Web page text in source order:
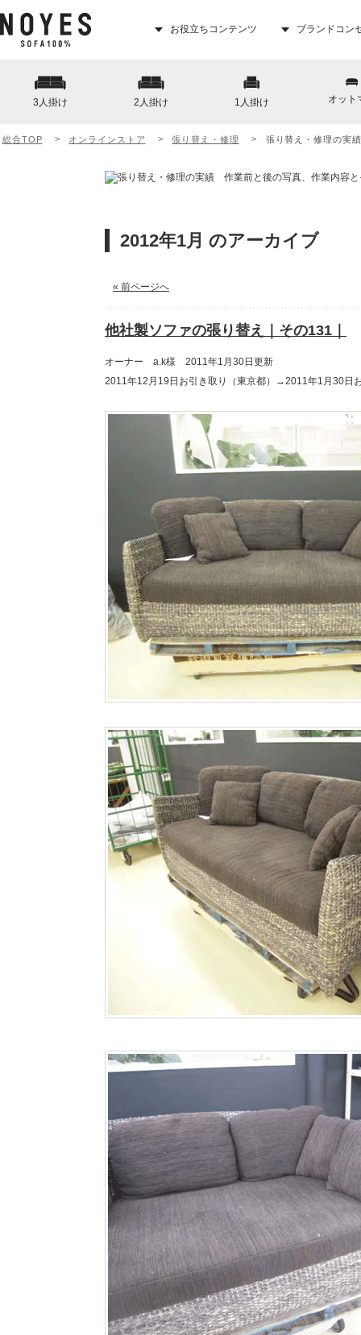
お役立ちコンテンツ ブランドコン
3人掛け 2人掛け 1人掛け オット
総合TOP オンラインストア 張り替え・修理 張り替え・修理の実績
2012年1月 のアーカイブ
« 前ページへ
他社製ソファの張り替え｜その131｜
オーナー a.k様 2011年1月30日更新
2011年12月19日お引き取り（東京都）→2011年1月30日